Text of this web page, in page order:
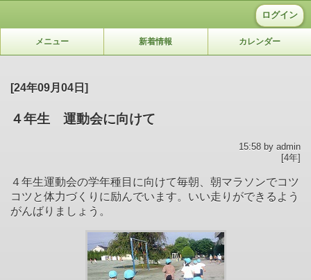
ログイン
メニュー 新着情報 カレンダー
[24年09月04日]
４年生 運動会に向けて
15:58 by admin
[4年]
４年生運動会の学年種目に向けて毎朝、朝マラソンでコツ
コツと体力づくりに励んでいます。いい走りができるよう
がんばりましょう。